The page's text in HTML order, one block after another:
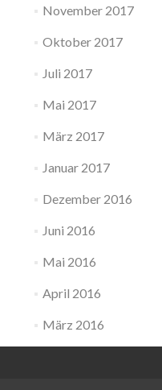
November 2017
Oktober 2017
Juli 2017
Mai 2017
März 2017
Januar 2017
Dezember 2016
Juni 2016
Mai 2016
April 2016
März 2016